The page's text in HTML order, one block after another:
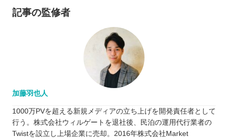
記事の監修者
加藤羽也人
1000万PVを超える新規メディアの立ち上げを開発責任者として
行う。株式会社ウィルゲートを退社後、民泊の運用代行業者の
Twistを設立し上場企業に売却。2016年株式会社Market